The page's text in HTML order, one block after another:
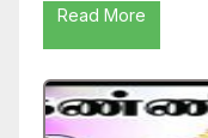
Read More